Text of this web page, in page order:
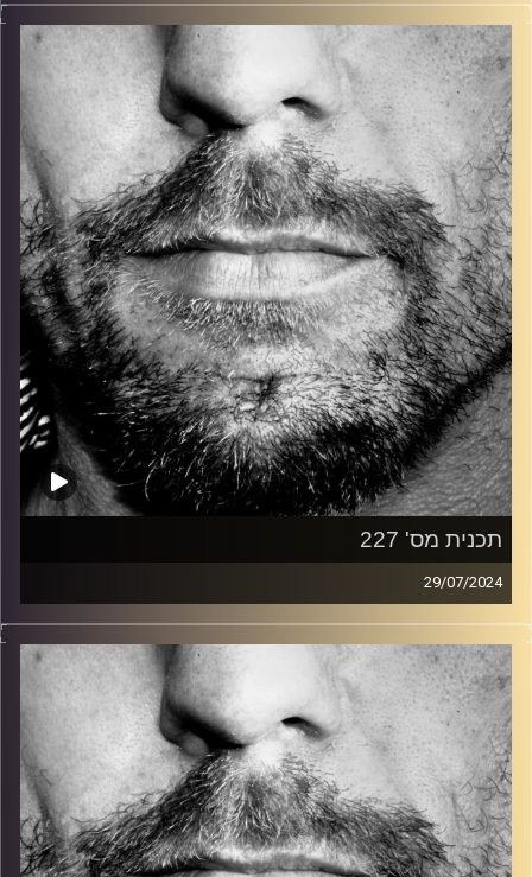
בלוז, bluegrass, ג'אז, Fאנק, פרוגרסיב ואפילו אלקטרוניקה.
כל מה שחי, אמיתי ונושם.
עם שמוליק רגב.
קרדיט תמונות: David Goehring
תכנית מס' 227
29/07/2024
זיפים, מוזיקה מחוספסת של הופעות חיות. הרבה ג'אם, רוק,
בלוז, bluegrass, ג'אז, Fאנק, פרוגרסיב ואפילו אלקטרוניקה.
כל מה שחי, אמיתי ונושם.
עם שמוליק רגב.
קרדיט תמונות: David Goehring